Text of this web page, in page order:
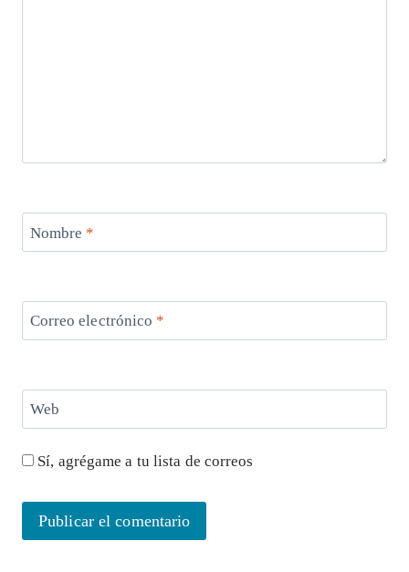
Nombre *
Correo electrónico *
Web
Sí, agrégame a tu lista de correos